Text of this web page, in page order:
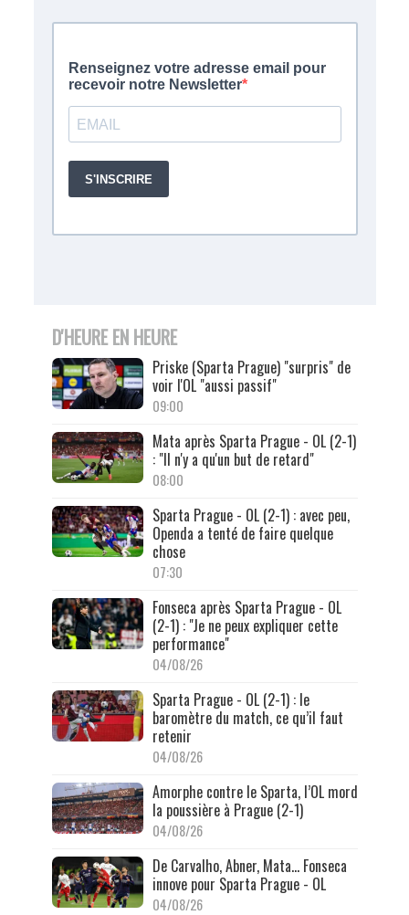
D'HEURE EN HEURE
Priske (Sparta Prague) "surpris" de
voir l'OL "aussi passif"
09:00
Mata après Sparta Prague - OL (2-1)
: "Il n'y a qu'un but de retard"
08:00
Sparta Prague - OL (2-1) : avec peu,
Openda a tenté de faire quelque
chose
07:30
Fonseca après Sparta Prague - OL
(2-1) : "Je ne peux expliquer cette
performance"
04/08/26
Sparta Prague - OL (2-1) : le
baromètre du match, ce qu’il faut
retenir
04/08/26
Amorphe contre le Sparta, l’OL mord
la poussière à Prague (2-1)
04/08/26
De Carvalho, Abner, Mata… Fonseca
innove pour Sparta Prague - OL
04/08/26